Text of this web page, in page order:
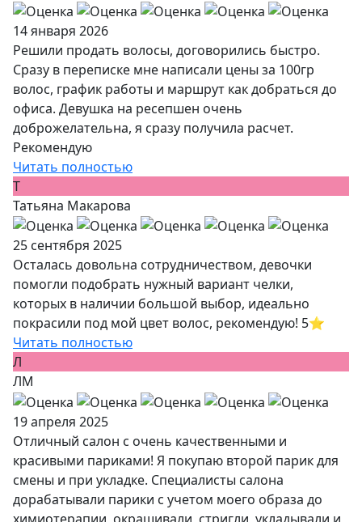
14 января 2026
Решили продать волосы, договорились быстро.
Сразу в переписке мне написали цены за 100гр
волос, график работы и маршрут как добраться до
офиса. Девушка на ресепшен очень
доброжелательна, я сразу получила расчет.
Рекомендую
Читать полностью
Т
Татьяна Макарова
25 сентября 2025
Осталась довольна сотрудничеством, девочки
помогли подобрать нужный вариант челки,
которых в наличии большой выбор, идеально
покрасили под мой цвет волос, рекомендую! 5⭐️
Читать полностью
Л
ЛМ
19 апреля 2025
Отличный салон с очень качественными и
красивыми париками! Я покупаю второй парик для
смены и при укладке. Специалисты салона
дорабатывали парики с учетом моего образа до